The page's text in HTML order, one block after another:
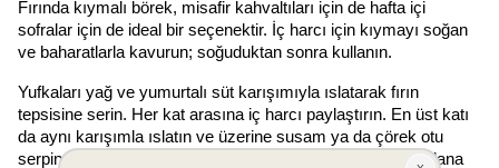
Fırında kıymalı börek, misafir kahvaltıları için de hafta içi
sofralar için de ideal bir seçenektir. İç harcı için kıymayı soğan
ve baharatlarla kavurun; soğuduktan sonra kullanın.
Yufkaları yağ ve yumurtalı süt karışımıyla ıslatarak fırın
tepsisine serin. Her kat arasına iç harcı paylaştırın. En üst katı
da aynı karışımla ıslatın ve üzerine susam ya da çörek otu
serpin. Önceden ısıtılmış fırında üzeri kızarıp altın rengi alana